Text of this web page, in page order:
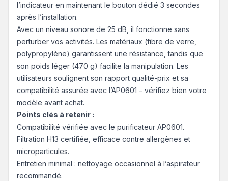
l’indicateur en maintenant le bouton dédié 3 secondes
après l’installation.
Avec un niveau sonore de 25 dB, il fonctionne sans
perturber vos activités. Les matériaux (fibre de verre,
polypropylène) garantissent une résistance, tandis que
son poids léger (470 g) facilite la manipulation. Les
utilisateurs soulignent son rapport qualité-prix et sa
compatibilité assurée avec l’AP0601 – vérifiez bien votre
modèle avant achat.
Points clés à retenir :
Compatibilité vérifiée avec le purificateur AP0601.
Filtration H13 certifiée, efficace contre allergènes et
microparticules.
Entretien minimal : nettoyage occasionnel à l’aspirateur
recommandé.